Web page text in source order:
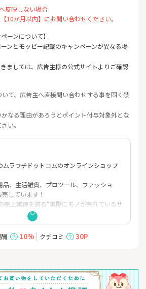
反映しない場合
か月以内】にお問い合わせください。
ーンについて】
ンとモッピー記載のキャンペーンが異なる場
ましては、広告主様の公式サイトよりご確認
て、広告主へ直接問い合わせする事を固く禁
なる理由があろうとポイント付与対象外とな
い。
ムラウチドットコムのオンラインショップ
品、生活雑貨、プロツール、ファッショ
しています！
売上実績を誇る“実際にモノが売れているサ
10% クチコミ 30P